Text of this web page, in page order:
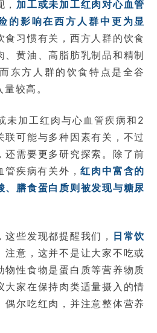
加工或未加工红肉对心血管
的影响在西方人群中更为显
食习惯有关，西方人群的饮食
、黄油、高脂肪乳制品和精制
东方人群的饮食特点是全谷
较高。
未加工红肉与心血管疾病和2
联可能与多种因素有关，不过
还需要更多研究探索。除了前
管疾病有关外，红肉中富含的
、膳食蛋白质则被发现与糖尿
些发现都提醒我们， 日常饮
注意，这并不是让大家不吃或
物性食物是蛋白质等营养物质
大家在保持肉类适量摄入的情
偶尔吃红肉，并注意整体营养